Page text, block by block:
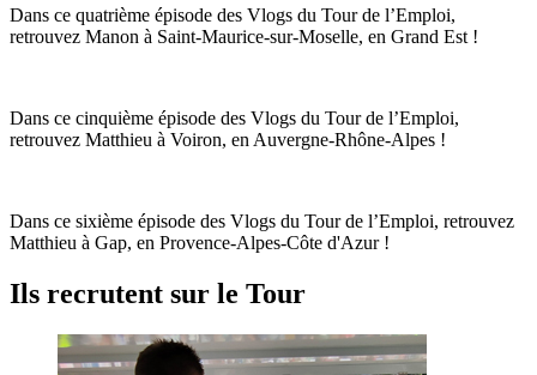
Dans ce quatrième épisode des Vlogs du Tour de l’Emploi,
retrouvez Manon à Saint-Maurice-sur-Moselle, en Grand Est !
Dans ce cinquième épisode des Vlogs du Tour de l’Emploi,
retrouvez Matthieu à Voiron, en Auvergne-Rhône-Alpes !
Dans ce sixième épisode des Vlogs du Tour de l’Emploi, retrouvez
Matthieu à Gap, en Provence-Alpes-Côte d'Azur !
Ils recrutent sur le Tour